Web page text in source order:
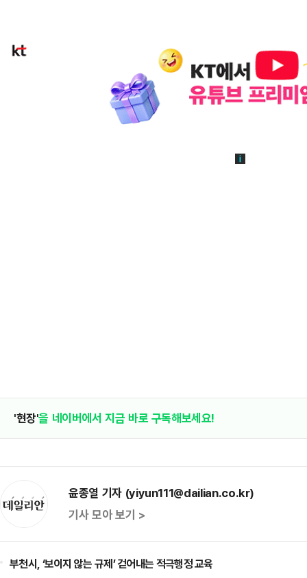
'현장'을 네이버에서 지금 바로 구독해보세요!
윤종열 기자 (yiyun111@dailian.co.kr)
기사 모아 보기 >
부천시, ‘보이지 않는 규제’ 걷어내는 적극행정 교육